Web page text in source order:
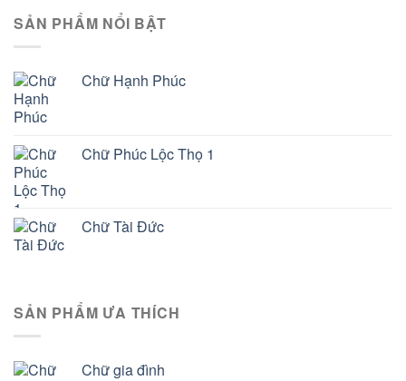
SẢN PHẨM NỔI BẬT
Chữ Hạnh Phúc
Chữ Phúc Lộc Thọ 1
Chữ Tài Đức
SẢN PHẨM ƯA THÍCH
Chữ gia đình